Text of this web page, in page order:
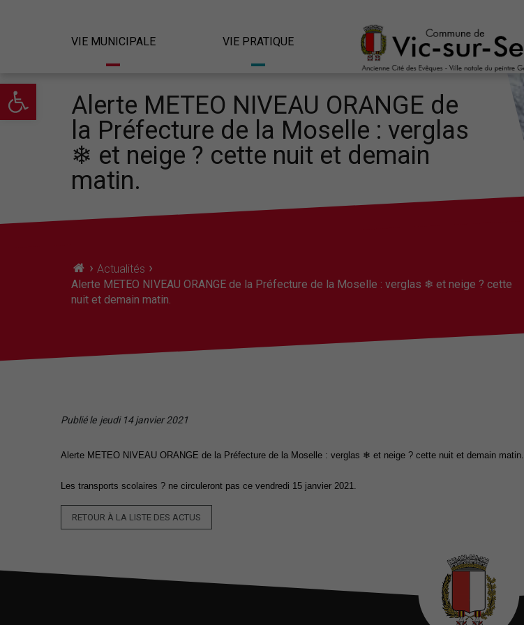
Ouvrir la barre d’outils
VIE MUNICIPALE VIE PRATIQUE
Alerte METEO NIVEAU ORANGE de
la Préfecture de la Moselle : verglas
❄ et neige ? cette nuit et demain
matin.
› Actualités ›
Alerte METEO NIVEAU ORANGE de la Préfecture de la Moselle : verglas ❄ et neige ? cette
nuit et demain matin.
Publié le jeudi 14 janvier 2021
Alerte METEO NIVEAU ORANGE de la Préfecture de la Moselle : verglas ❄ et neige ? cette nuit et demain matin.
Les transports scolaires ? ne circuleront pas ce vendredi 15 janvier 2021.
RETOUR À LA LISTE DES ACTUS